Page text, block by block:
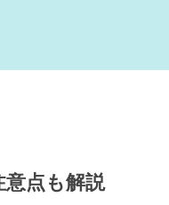
点も解説